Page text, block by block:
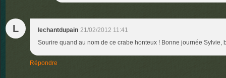
L lechantdupain 21/02/2012 11:41
Sourire quand au nom de ce crabe honteux ! Bonne journée Sylvie,
Répondre